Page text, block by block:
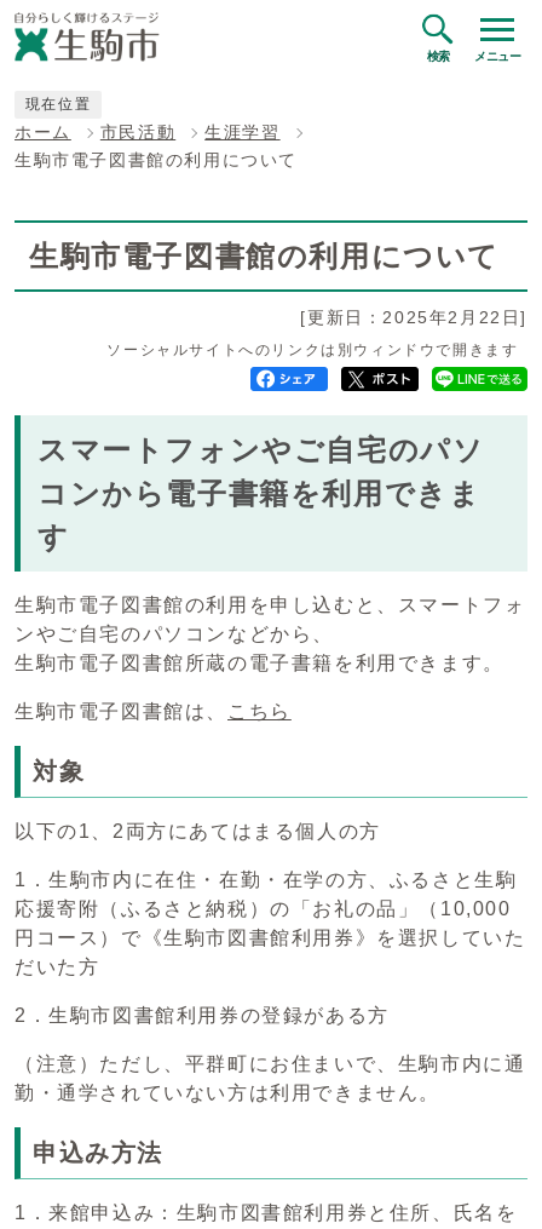
検索 メニュー
現在位置
ホーム 市民活動
生涯学習
生駒市電子図書館の利用について
生駒市電子図書館の利用について
[更新日：2025年2月22日]
ソーシャルサイトへのリンクは別ウィンドウで開きます
スマートフォンやご自宅のパソ
コンから電子書籍を利用できま
す
生駒市電子図書館の利用を申し込むと、スマートフォ
ンやご自宅のパソコンなどから、
生駒市電子図書館所蔵の電子書籍を利用できます。
生駒市電子図書館は、 こちら
対象
以下の1、2両方にあてはまる個人の方
1．生駒市内に在住・在勤・在学の方、ふるさと生駒
応援寄附（ふるさと納税）の「お礼の品」（10,000
円コース）で《生駒市図書館利用券》を選択していた
だいた方
2．生駒市図書館利用券の登録がある方
（注意）ただし、平群町にお住まいで、生駒市内に通
勤・通学されていない方は利用できません。
申込み方法
1．来館申込み：生駒市図書館利用券と住所、氏名を